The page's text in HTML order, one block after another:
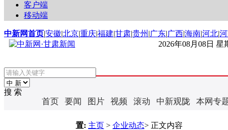
客户端
移动端
中新网首页|安徽|北京|重庆|福建|甘肃|贵州 |广东|广西|海南|河北|
2026年08月08日 星
搜 索
首页 要闻 图片 视频 滚动 中新观陇 本网专
置: 主页 > 企业动态> 正文内容